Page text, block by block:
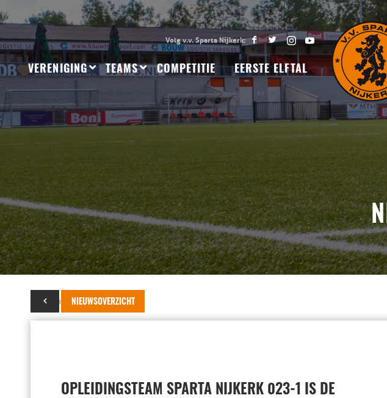
VERENIGING TEAMS COMPETITIE EERSTE ELFTAL
NIEUWSOVERZICHT
14 augustus 2023
OPLEIDINGSTEAM SPARTA NIJKERK 023-1 IS DE